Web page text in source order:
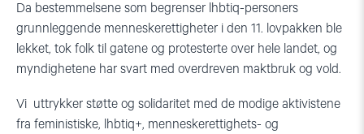
Da bestemmelsene som begrenser lhbtiq-personers
grunnleggende menneskerettigheter i den 11. lovpakken ble
lekket, tok folk til gatene og protesterte over hele landet, og
myndighetene har svart med overdreven maktbruk og vold.
Vi uttrykker støtte og solidaritet med de modige aktivistene
fra feministiske, lhbtiq+, menneskerettighets- og